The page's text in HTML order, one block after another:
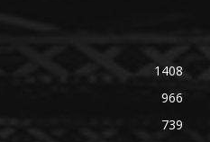
1408
966
739